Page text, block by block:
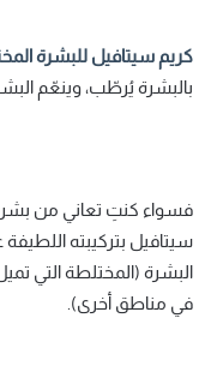
كريم سيتافيل للبشرة
بالبشرة يُرطّب، وينعّم
فسواء كنتِ تعاني من
سيتافيل بتركيبته اللطيفة
البشرة (المختلطة التي
في مناطق أخرى).